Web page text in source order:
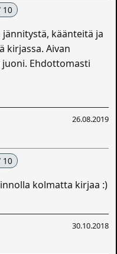
10
jännitystä, käänteitä ja
kirjassa. Aivan
Ehdottomasti
26.08.2019
10
kolmatta kirjaa :)
30.10.2018